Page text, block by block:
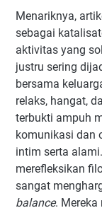
Menariknya,
sebagai
aktivitas yang
justru sering
bersama
relaks, hangat,
terbukti ampuh
komunikasi dan
intim serta
merefleksikan
sangat
balance.